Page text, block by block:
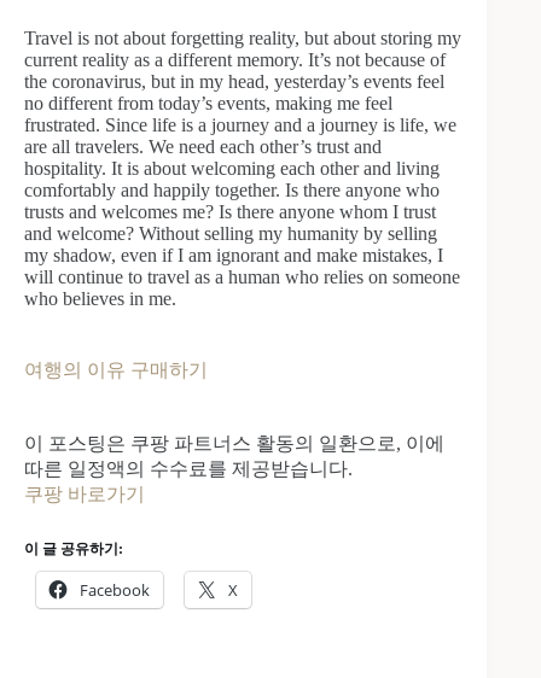
Travel is not about forgetting reality, but about storing my
current reality as a different memory. It’s not because of
the coronavirus, but in my head, yesterday’s events feel
no different from today’s events, making me feel
frustrated. Since life is a journey and a journey is life, we
are all travelers. We need each other’s trust and
hospitality. It is about welcoming each other and living
comfortably and happily together. Is there anyone who
trusts and welcomes me? Is there anyone whom I trust
and welcome? Without selling my humanity by selling
my shadow, even if I am ignorant and make mistakes, I
will continue to travel as a human who relies on someone
who believes in me.
여행의 이유 구매하기
이 포스팅은 쿠팡 파트너스 활동의 일환으로, 이에
따른 일정액의 수수료를 제공받습니다.
쿠팡 바로가기
이 글 공유하기:
Facebook X